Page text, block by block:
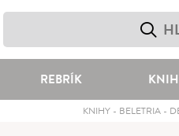
REBRÍK
KNIHY- BELETRIA-